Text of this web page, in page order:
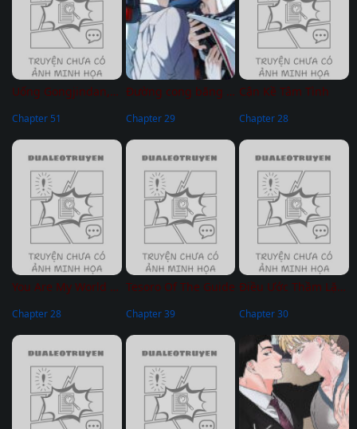
Uống Gongjindan, Tôi Phân Hóa Thành Alpha
Chapter 51
Đường cong băng tan
Chapter 29
Cận Kề Tâm Tình
Chapter 28
You Are My World – Không Che
Chapter 28
Tesoro Of The Guide
Chapter 39
Điều Ước Thầm Lặng
Chapter 30